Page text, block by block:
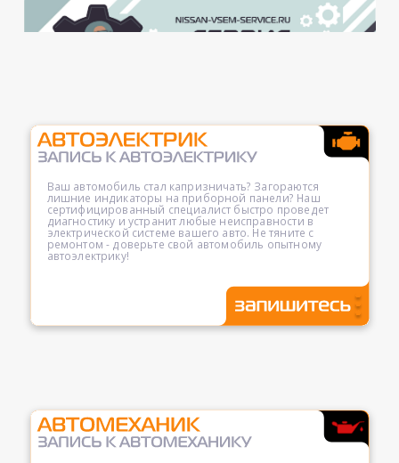
Ваш автомобиль стал капризничать? Загораются
лишние индикаторы на приборной панели? Наш
сертифицированный специалист быстро проведет
диагностику и устранит любые неисправности в
электрической системе вашего авто. Не тяните с
ремонтом - доверьте свой автомобиль опытному
автоэлектрику!